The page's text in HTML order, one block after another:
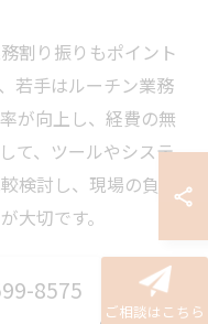
割り振りもポイント
若手はルーチン業務
が向上し、経費の無
て、ツールやシステ
検討し、現場の負担
大切です。
場浸透術
8575
ご相談はこちら